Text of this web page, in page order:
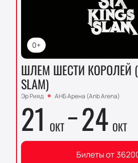
0+
ШЛЕМ ШЕСТИ КОРОЛЕЙ
SLAM)
Эр Рияд АНБ Арена (Anb Arena)
21 ОКТ 24 ОКТ
Билеты от